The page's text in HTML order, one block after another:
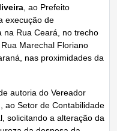
, ao Prefeito
execução de
na Rua Ceará, no trecho
Marechal Floriano
nas proximidades da
de autoria do Vereador
, ao Setor de Contabilidade
solicitando a alteração da